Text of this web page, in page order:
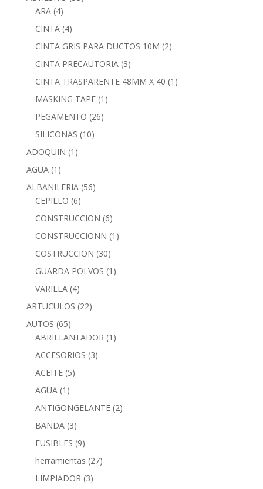
ARA (4)
CINTA (4)
CINTA GRIS PARA DUCTOS 10M (2)
CINTA PRECAUTORIA (3)
CINTA TRASPARENTE 48MM X 40 (1)
MASKING TAPE (1)
PEGAMENTO (26)
SILICONAS (10)
ADOQUIN (1)
AGUA (1)
ALBAÑILERIA (56)
CEPILLO (6)
CONSTRUCCION (6)
CONSTRUCCIONN (1)
COSTRUCCION (30)
GUARDA POLVOS (1)
VARILLA (4)
ARTUCULOS (22)
AUTOS (65)
ABRILLANTADOR (1)
ACCESORIOS (3)
ACEITE (5)
AGUA (1)
ANTIGONGELANTE (2)
BANDA (3)
FUSIBLES (9)
herramientas (27)
LIMPIADOR (3)